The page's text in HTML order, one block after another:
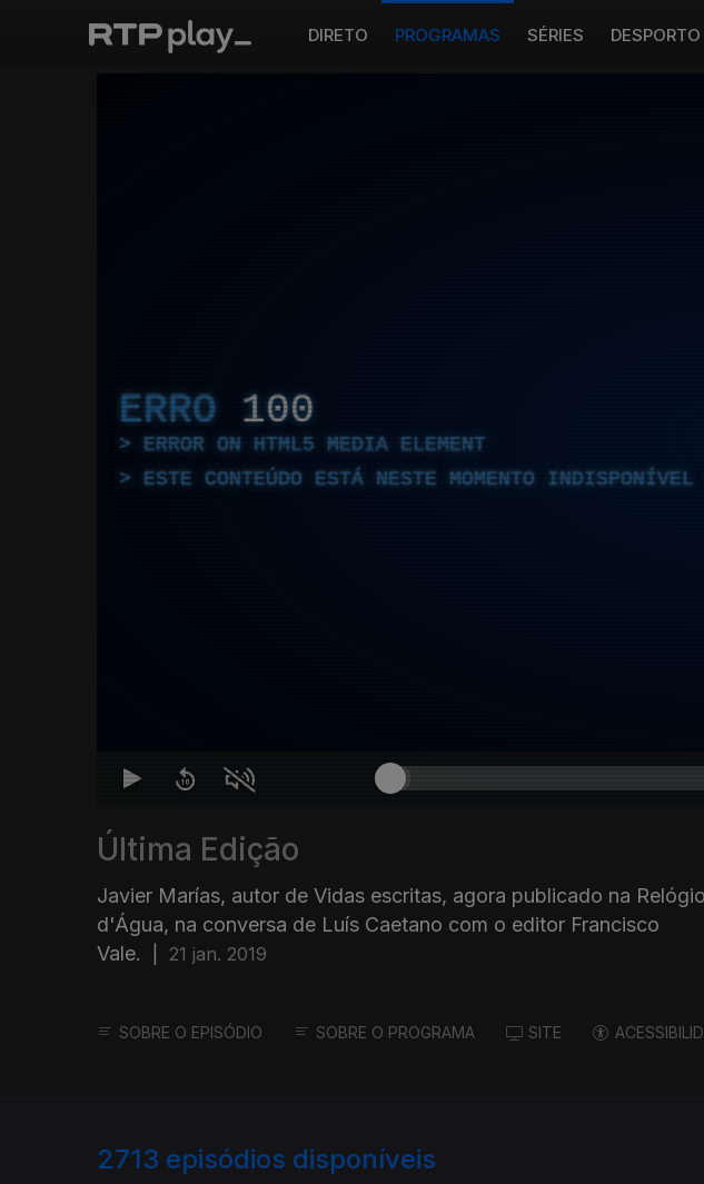
DIRETO PROGRAMAS SÉRIES DESPORTO
ERRO 100
ERROR ON HTML5 MEDIA ELEMENT
ESTE CONTEÚDO ESTÁ NESTE MOMENTO INDISPONÍVEL
Última Edição
Javier Marías, autor de Vidas escritas, agora publicado na Relógio
d'Água, na conversa de Luís Caetano com o editor Francisco
Vale.
21 jan. 2019
SOBRE O EPISÓDIO SOBRE O PROGRAMA SITE
2713 episódios disponíveis